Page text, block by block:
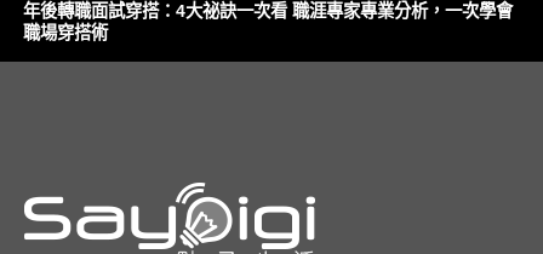
年後轉職面試穿搭：4大祕訣一次看 職涯專家專業分析，一次學會
職場穿搭術